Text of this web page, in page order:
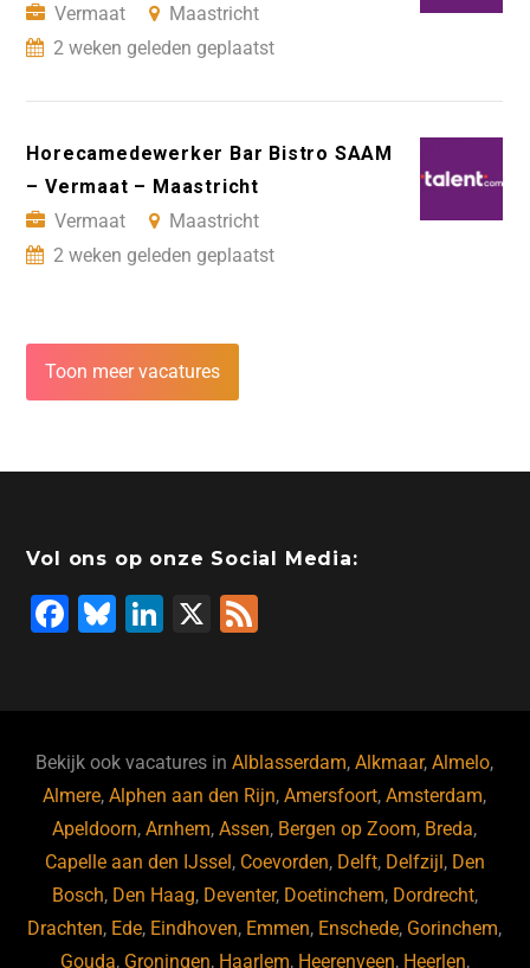
Vermaat
Maastricht
2 weken geleden geplaatst
Horecamedewerker Bar Bistro SAAM
– Vermaat – Maastricht
Vermaat
Maastricht
2 weken geleden geplaatst
Toon meer vacatures
Vol ons op onze Social Media:
F
b
o
o
k
Bl
ky
Li
dI
n
X
Bekijk ook vacatures inAlblasserdam,Alkmaar,Almelo,
Almere,Alphen aan den Rijn,Amersfoort,Amsterdam,
Apeldoorn,Arnhem,Assen, Bergen op Zoom, Breda,
Capelle aan den IJssel , Coevorden, Delft, Delfzijl , Den
Bosch, Den Haag, Deventer, Doetinchem, Dordrecht,
Drachten, Ede, Eindhoven, Emmen, Enschede, Gorinchem,
Gouda, Groningen, Haarlem, Heerenveen, Heerlen,